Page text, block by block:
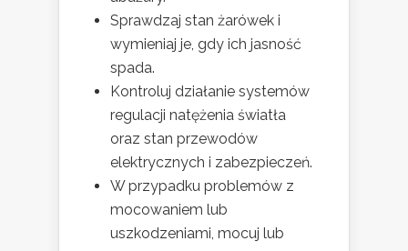
Sprawdzaj stan żarówek i
wymieniaj je, gdy ich jasność
spada.
Kontroluj działanie systemów
regulacji natężenia światła
oraz stan przewodów
elektrycznych i zabezpieczeń.
W przypadku problemów z
mocowaniem lub
uszkodzeniami, mocuj lub